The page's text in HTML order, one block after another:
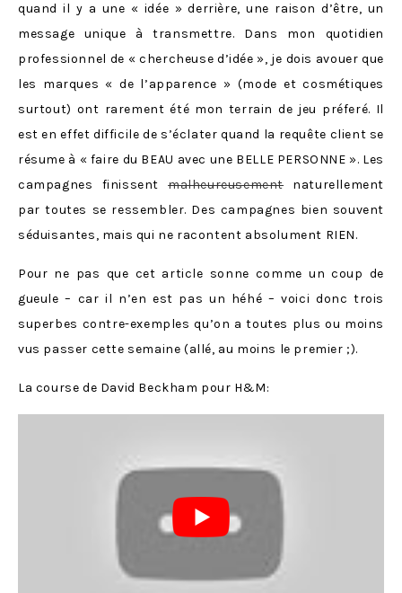
quand il y a une « idée » derrière, une raison d’être, un
message unique à transmettre. Dans mon quotidien
professionnel de « chercheuse d’idée », je dois avouer que
les marques « de l’apparence » (mode et cosmétiques
surtout) ont rarement été mon terrain de jeu préferé. Il
est en effet difficile de s’éclater quand la requête client se
résume à « faire du BEAU avec une BELLE PERSONNE ». Les
campagnes finissentmalheureusement naturellement
par toutes se ressembler. Des campagnes bien souvent
séduisantes, mais qui ne racontent absolument RIEN.
Pour ne pas que cet article sonne comme un coup de
gueule – car il n’en est pas un héhé – voici donc trois
superbes contre-exemples qu’on a toutes plus ou moins
vus passer cette semaine (allé, au moins le premier ;).
La course de David Beckham pour H&M: